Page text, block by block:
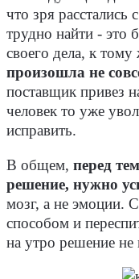
что зря расстались
трудно найти - это
своего дела, к
произошла не
поставщик привез
человек то уже
исправить.
В общем, перед
решение, нужно
мозг, а не эмоции.
способом и
на утро решение не